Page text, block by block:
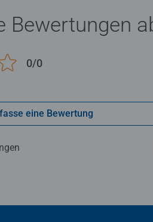
Bewertungen
0/0
eine Bewertung